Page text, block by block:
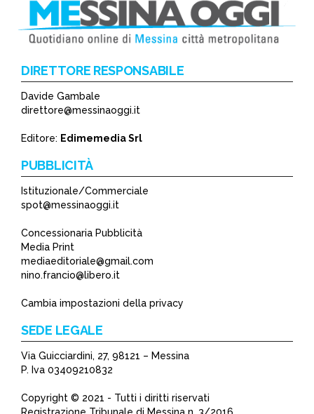
DIRETTORE RESPONSABILE
Davide Gambale
direttore@messinaoggi.it
Editore: Edimemedia Srl
PUBBLICITÀ
Istituzionale/Commerciale
spot@messinaoggi.it
Concessionaria Pubblicità
Media Print
mediaeditoriale@gmail.com
nino.francio@libero.it
Cambia impostazioni della privacy
SEDE LEGALE
Via Guicciardini, 27, 98121 – Messina
P. Iva 03409210832
Copyright © 2021 - Tutti i diritti riservati
Registrazione Tribunale di Messina n. 3/2016